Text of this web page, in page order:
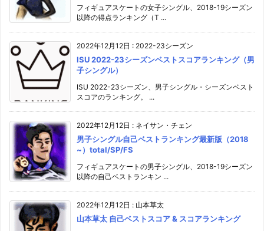
フィギュアスケートの女子シングル、2018-19シーズン
以降の得点ランキング（T ...
2022年12月12日 : 2022-23シーズン
ISU 2022-23シーズンベストスコアランキング（男
子シングル）
ISU 2022-23シーズン、男子シングル・シーズンベスト
スコアのランキング。 ...
2022年12月12日 : ネイサン・チェン
男子シングル自己ベストランキング最新版（2018
~）total/SP/FS
フィギュアスケートの男子シングル、2018-19シーズン
以降の自己ベストランキン ...
2022年12月12日 : 山本草太
山本草太 自己ベストスコア & スコアランキング